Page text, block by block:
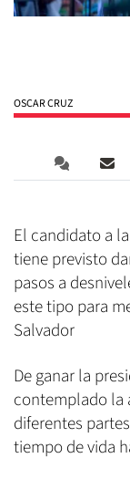
OSCAR CRUZ
El candidato a
tiene previsto
pasos a
este tipo para
Salvador
De ganar la
contemplado la
diferentes
tiempo de vida